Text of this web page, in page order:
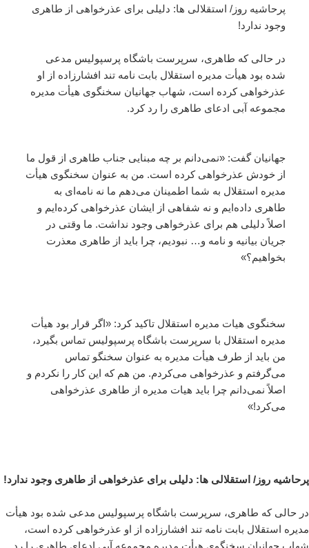
پرحاشیه روز/ استقلالی ها: دلیلی برای عذرخواهی از طاهری
وجود ندارد!
در حالی که طاهری، سرپرست باشگاه پرسپولیس مدعی
شده بود هیأت مدیره استقلال بابت نامه تند افشارزاده از او
عذرخواهی کرده است، شهاب جهانیان سخنگوی هیأت مدیره
مجموعه آبی ادعای طاهری را رد کرد.
جهانیان گفت: «نمی‌دانم بر چه مبنایی جناب طاهری از قول ما
از خودش عذرخواهی کرده است. من به عنوان سخنگوی هیأت
مدیره استقلال به شما اطمینان می‌دهم ما نه نامه‌ای به
طاهری داده‌ایم و نه شفاهی از ایشان عذرخواهی کرده‌ایم و
اصلاً دلیلی هم برای عذرخواهی وجود نداشت. ما وقتی در
جریان بیانیه و نامه و… نبودیم، چرا باید از طاهری معذرت
بخواهیم؟»
سخنگوی هیات مدیره استقلال تاکید کرد: «اگر قرار بود هیأت
مدیره استقلال با سرپرست باشگاه پرسپولیس تماس بگیرد،
من باید از طرف هیأت مدیره به عنوان سخنگو تماس
می‌گرفتم و عذرخواهی می‌کردم. من هم که این کار را نکردم و
اصلاً نمی‌دانم چرا باید هیات مدیره از طاهری عذرخواهی
می‌کرد!»
پرحاشیه روز/ استقلالی ها: دلیلی برای عذرخواهی از طاهری وجود ندارد!
در حالی که طاهری، سرپرست باشگاه پرسپولیس مدعی شده بود هیأت
مدیره استقلال بابت نامه تند افشارزاده از او عذرخواهی کرده است،
شهاب جهانیان سخنگوی هیأت مدیره مجموعه آبی ادعای طاهری را رد